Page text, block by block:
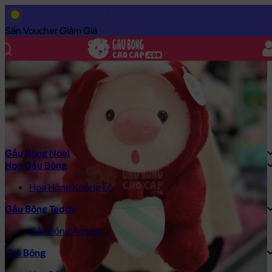
Săn Voucher Giảm Giá
Gấu Bông Noel
Hoa Gấu Bông
Hoa Hồng Khổng Lồ
Gấu Bông Teddy
Gấu Bông Áo Len
Thú Bông
Trang Chủ